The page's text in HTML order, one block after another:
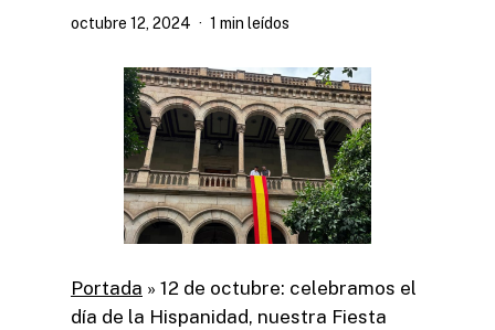
octubre 12, 2024 1 min leídos
Portada » 12 de octubre: celebramos el
día de la Hispanidad, nuestra Fiesta